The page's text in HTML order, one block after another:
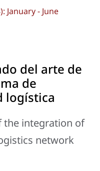
January - June
del arte de
de
logística
the integration of
network